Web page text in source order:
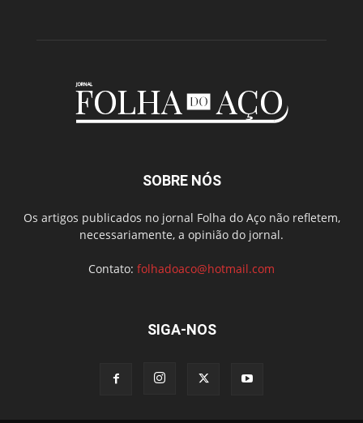
SOBRE NÓS
Os artigos publicados no jornal Folha do Aço não refletem,
necessariamente, a opinião do jornal.
Contato: folhadoaco@hotmail.com
SIGA-NOS